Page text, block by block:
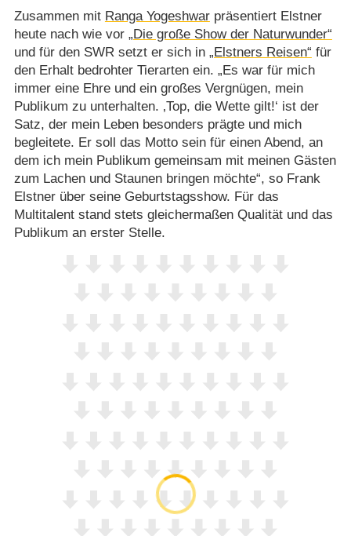
Zusammen mit Ranga Yogeshwarpräsentiert Elstner
heute nach wie vor „Die große Show der Naturwunder“
und für den SWR setzt er sich in „Elstners Reisen“ für
den Erhalt bedrohter Tierarten ein. „Es war für mich
immer eine Ehre und ein großes Vergnügen, mein
Publikum zu unterhalten. ‚Top, die Wette gilt!‘ ist der
Satz, der mein Leben besonders prägte und mich
begleitete. Er soll das Motto sein für einen Abend, an
dem ich mein Publikum gemeinsam mit meinen Gästen
zum Lachen und Staunen bringen möchte“, so Frank
Elstner über seine Geburtstagsshow. Für das
Multitalent stand stets gleichermaßen Qualität und das
Publikum an erster Stelle.